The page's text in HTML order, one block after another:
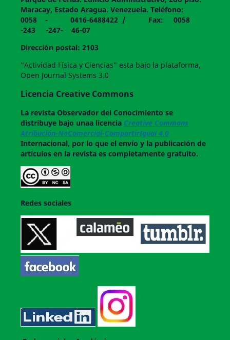
Maracay, Estado Aragua. Venezuela. Teléfono:
0058 - 0416-6488422 / Fax: 0058
-243 -247- 46-07
Dirección postal: 2103
"Actividad Física y Ciencias" esta bajo la plataforma,
Open Journal Systems 3.0
Licencia Creative Commons
La revistaObservador del Conocimiento se
distribuye bajo unaa licencia Creative Commons
Atribución-NoComercial-CompartirIgual 4.0
Internacional, por lo que el envío y la publicación de
artículos en la revista es completamente gratuito.
Redes sociales